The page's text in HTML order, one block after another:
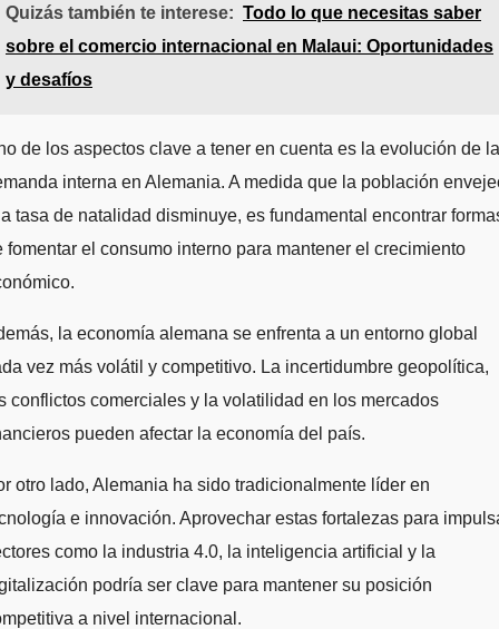
Quizás también te interese: Todo lo que necesitas saber
sobre el comercio internacional en Malaui: Oportunidades
y desafíos
de los aspectos clave a tener en cuenta es la evolución de la
interna en Alemania. A medida que la población
tasa de natalidad disminuye, es fundamental encontrar
fomentar el consumo interno para mantener el crecimiento
la economía alemana se enfrenta a un entorno global
vez más volátil y competitivo. La incertidumbre geopolítica,
conflictos comerciales y la volatilidad en los mercados
pueden afectar la economía del país.
otro lado, Alemania ha sido tradicionalmente líder en
e innovación. Aprovechar estas fortalezas para
como la industria 4.0, la inteligencia artificial y la
podría ser clave para mantener su posición
a nivel internacional.